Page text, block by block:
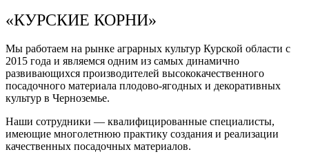
«КУРСКИЕ КОРНИ»
Мы работаем на рынке аграрных культур Курской области с
2015 года и являемся одним из самых динамично
развивающихся производителей высококачественного
посадочного материала плодово-ягодных и декоративных
культур в Черноземье.
Наши сотрудники — квалифицированные специалисты,
имеющие многолетнюю практику создания и реализации
качественных посадочных материалов.